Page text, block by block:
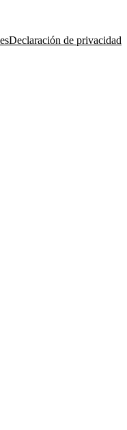
Declaración de privacidad